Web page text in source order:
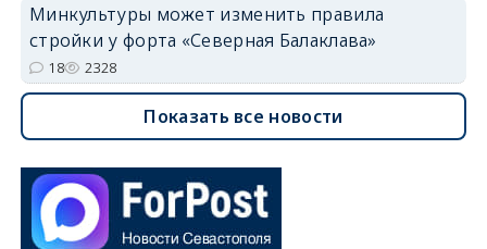
Минкультуры может изменить правила
стройки у форта «Северная Балаклава»
18 2328
Показать все новости